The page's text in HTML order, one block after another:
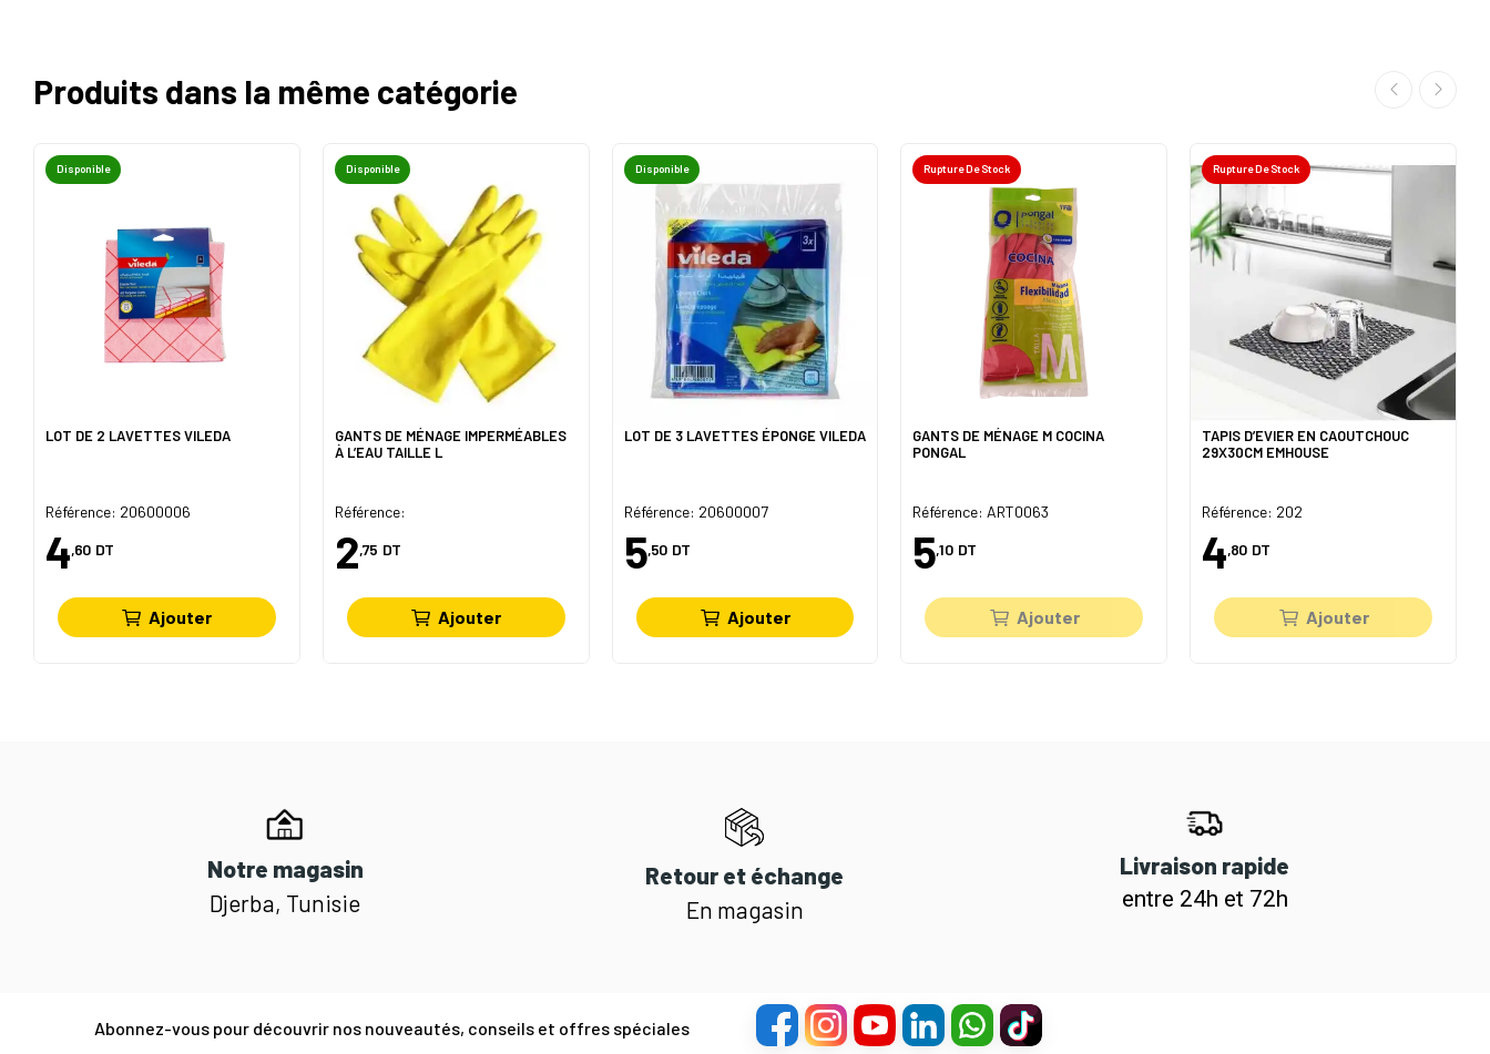
Produits dans la même catégorie
Disponible
LOT DE 2 LAVETTES VILEDA
Référence: 20600006
4,60 DT
Ajouter
Disponible
GANTS DE MÉNAGE IMPERMÉABLES
À L’EAU TAILLE L
Référence:
2,75 DT
Ajouter
Disponible
LOT DE 3 LAVETTES ÉPONGE VILEDA
Référence: 20600007
5,50 DT
Ajouter
Rupture De Stock
GANTS DE MÉNAGE M COCINA
PONGAL
Référence: ART0063
5,10 DT
Ajouter
Rupture De Stock
TAPIS D’EVIER EN CAOUTCHOUC
29X30CM EMHOUSE
Référence: 202
4,80 DT
Ajouter
Notre magasin
Djerba, Tunisie
Retour et échange
En magasin
Livraison rapide
entre 24h et 72h
Abonnez-vous pour découvrir nos nouveautés, conseils et offres spéciales